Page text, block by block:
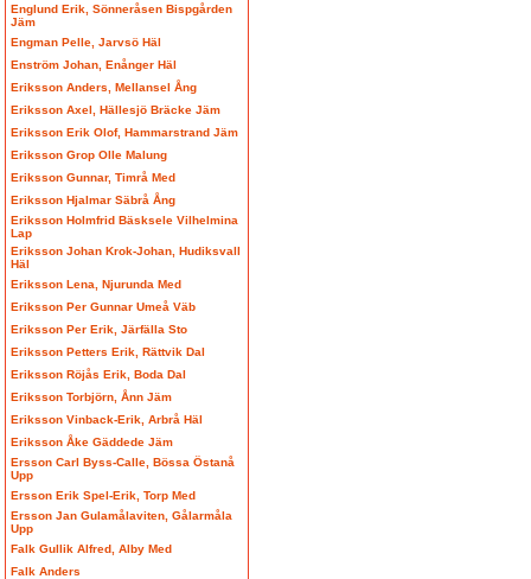
Englund Erik, Sönneråsen Bispgården
Jäm
Engman Pelle, Jarvsö Häl
Enström Johan, Enånger Häl
Eriksson Anders, Mellansel Ång
Eriksson Axel, Hällesjö Bräcke Jäm
Eriksson Erik Olof, Hammarstrand Jäm
Eriksson Grop Olle Malung
Eriksson Gunnar, Timrå Med
Eriksson Hjalmar Säbrå Ång
Eriksson Holmfrid Bäsksele Vilhelmina
Lap
Eriksson Johan Krok-Johan, Hudiksvall
Häl
Eriksson Lena, Njurunda Med
Eriksson Per Gunnar Umeå Väb
Eriksson Per Erik, Järfälla Sto
Eriksson Petters Erik, Rättvik Dal
Eriksson Röjås Erik, Boda Dal
Eriksson Torbjörn, Ånn Jäm
Eriksson Vinback-Erik, Arbrå Häl
Eriksson Åke Gäddede Jäm
Ersson Carl Byss-Calle, Bössa Östanå
Upp
Ersson Erik Spel-Erik, Torp Med
Ersson Jan Gulamålaviten, Gålarmåla
Upp
Falk Gullik Alfred, Alby Med
Falk Anders